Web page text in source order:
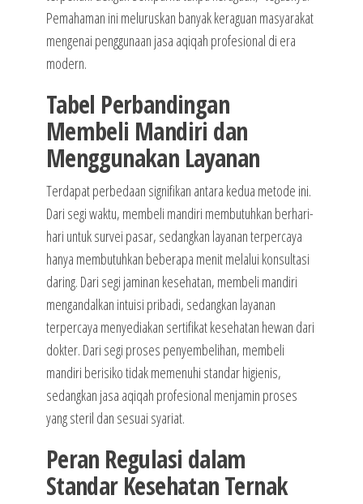
Pemahaman ini meluruskan banyak keraguan masyarakat
mengenai penggunaan jasa aqiqah profesional di era
modern.
Tabel Perbandingan
Membeli Mandiri dan
Menggunakan Layanan
Terdapat perbedaan signifikan antara kedua metode ini.
Dari segi waktu, membeli mandiri membutuhkan berhari-
hari untuk survei pasar, sedangkan layanan terpercaya
hanya membutuhkan beberapa menit melalui konsultasi
daring. Dari segi jaminan kesehatan, membeli mandiri
mengandalkan intuisi pribadi, sedangkan layanan
terpercaya menyediakan sertifikat kesehatan hewan dari
dokter. Dari segi proses penyembelihan, membeli
mandiri berisiko tidak memenuhi standar higienis,
sedangkan jasa aqiqah profesional menjamin proses
yang steril dan sesuai syariat.
Peran Regulasi dalam
Standar Kesehatan Ternak